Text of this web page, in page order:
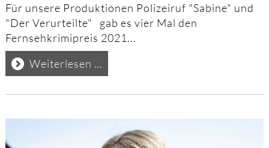
Für unsere Produktionen Polizeiruf "Sabine" und
"Der Verurteilte" gab es vier Mal den
Fernsehkrimipreis 2021...
Weiterlesen …
2021